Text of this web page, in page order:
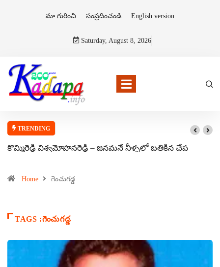
మా గురించి సంప్రదించండి English version
Saturday, August 8, 2026
TRENDING
కొమ్మిరెడ్డి విశ్వమోహనరెడ్డి – జనమనే నీళ్ళలో బతికిన చేప
Home గెంచుగడ్డ
TAGS :గెంచుగడ్డ